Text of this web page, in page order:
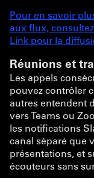
Pour en savoir
aux flux,
Link pour la
Réunions et
Les appels
pouvez contrôler
autres entendent
vers Teams ou
les notifications
canal séparé que
présentations, et
écouteurs sans